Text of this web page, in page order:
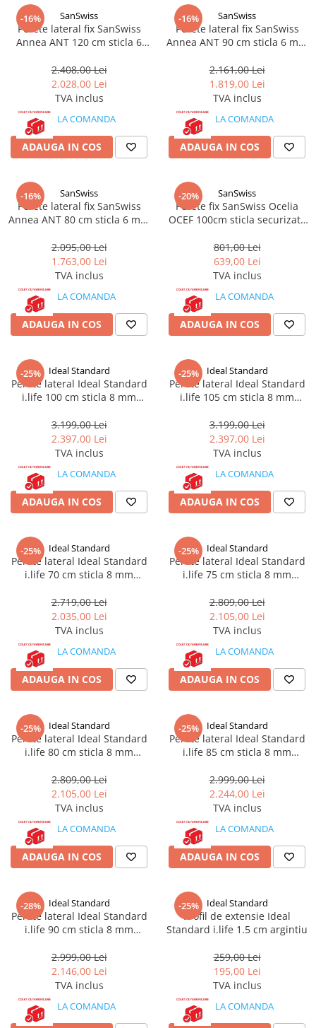
Teava PE-RT PE-XA
Placa cu nuturi
Accesorii incalzire
Echipamente de incalzire
Calorifere de baie
Radiatoare otel
Radiator aluminiu
Cazane ardere naturala
Robineti calorifer
Fitinguri Robineti
Fitinguri alama
-16% SanSwiss
Perete lateral fix SanSwiss
Annea ANT 120 cm sticla 6
2.408,00 Lei
2.028,00 Lei
TVA inclus
LA COMANDA
ADAUGA IN COS
-16% SanSwiss
Perete lateral fix SanSwiss
Annea ANT 90 cm sticla 6 mm
2.161,00 Lei
1.819,00 Lei
TVA inclus
LA COMANDA
ADAUGA IN COS
-16% SanSwiss
Perete lateral fix SanSwiss
Annea ANT 80 cm sticla 6 mm
2.095,00 Lei
1.763,00 Lei
TVA inclus
LA COMANDA
ADAUGA IN COS
-20% SanSwiss
Perete fix SanSwiss Ocelia
OCEF 100cm sticla securizata
801,00 Lei
639,00 Lei
TVA inclus
LA COMANDA
ADAUGA IN COS
-25% Ideal Standard
Perete lateral Ideal Standard
i.life 100 cm sticla 8 mm
3.199,00 Lei
2.397,00 Lei
TVA inclus
LA COMANDA
ADAUGA IN COS
-25% Ideal Standard
Perete lateral Ideal Standard
i.life 105 cm sticla 8 mm
3.199,00 Lei
2.397,00 Lei
TVA inclus
LA COMANDA
ADAUGA IN COS
-25% Ideal Standard
Perete lateral Ideal Standard
i.life 70 cm sticla 8 mm
2.719,00 Lei
2.035,00 Lei
TVA inclus
LA COMANDA
ADAUGA IN COS
-25% Ideal Standard
Perete lateral Ideal Standard
i.life 75 cm sticla 8 mm
2.809,00 Lei
2.105,00 Lei
TVA inclus
LA COMANDA
ADAUGA IN COS
-25% Ideal Standard
Perete lateral Ideal Standard
i.life 80 cm sticla 8 mm
2.809,00 Lei
2.105,00 Lei
TVA inclus
LA COMANDA
ADAUGA IN COS
-25% Ideal Standard
Perete lateral Ideal Standard
i.life 85 cm sticla 8 mm
2.999,00 Lei
2.244,00 Lei
TVA inclus
LA COMANDA
ADAUGA IN COS
-28% Ideal Standard
Perete lateral Ideal Standard
i.life 90 cm sticla 8 mm
2.999,00 Lei
2.146,00 Lei
TVA inclus
LA COMANDA
-25% Ideal Standard
Profil de extensie Ideal
Standard i.life 1.5 cm argintiu
259,00 Lei
195,00 Lei
TVA inclus
LA COMANDA